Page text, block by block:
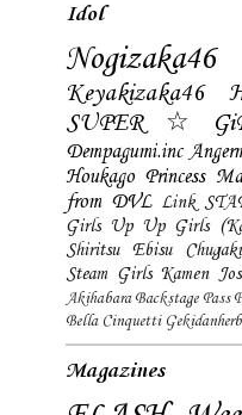
Idol
Nogizaka46
Keyakizaka46
Dempagumi.inc
Houkago Princess
from DVL Link
Girls Up Up Girls
Shiritsu Ebisu
Steam Girls Kamen
Akihabara Backstage Pass
Bella Cinquetti
Magazines